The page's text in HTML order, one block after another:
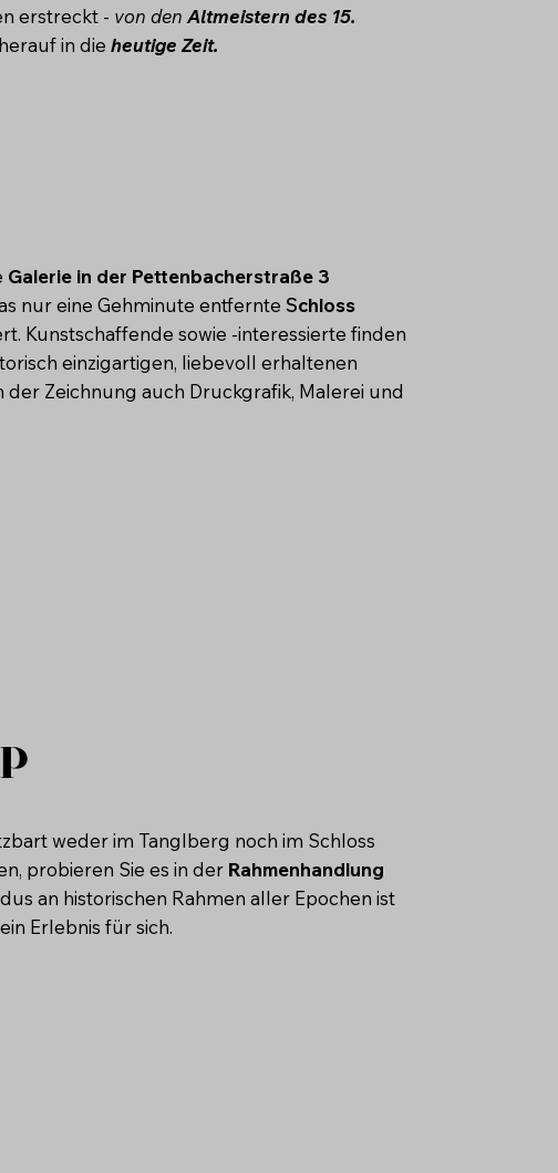
erstreckt - von den Altmeistern des 15.
in die heutige Zeit.
Galerie in der Pettenbacherstraße 3
nur eine Gehminute entfernte Schloss
Kunstschaffende sowie -interessierte finden
einzigartigen, liebevoll erhaltenen
Zeichnung auch Druckgrafik, Malerei und
weder im Tanglberg noch im Schloss
probieren Sie es in der Rahmenhandlung
an historischen Rahmen aller Epochen ist
Erlebnis für sich.